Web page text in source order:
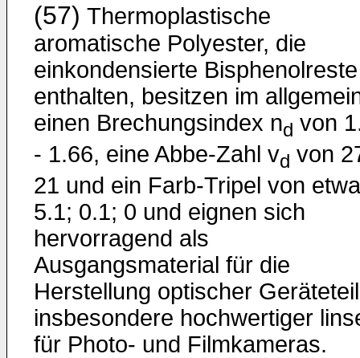
(57) Thermoplastische
aromatische Polyester, die
einkondensierte Bisphenolreste
enthalten, besitzen im
einen Brechungsindex nd von
- 1.66, eine Abbe-Zahl vd von
21 und ein Farb-Tripel von etwa
5.1; 0.1; 0 und eignen sich
hervorragend als
Ausgangsmaterial für die
Herstellung optischer
insbesondere hochwertiger
für Photo- und Filmkameras.